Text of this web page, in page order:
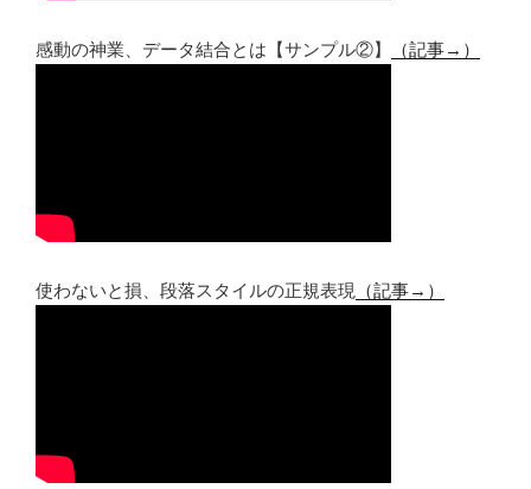
感動の神業、データ結合とは【サンプル②】 （記事→）
使わないと損、段落スタイルの正規表現 （記事→）